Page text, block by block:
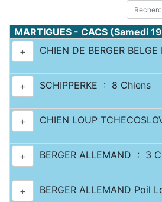
MARTIGUES - CACS
+
CHIEN DE BERGER
+ SCHIPPERKE : 8 Chiens
+ CHIEN LOUP
+ BERGER ALLEMAND : 3
+ BERGER ALLEMAND Poil